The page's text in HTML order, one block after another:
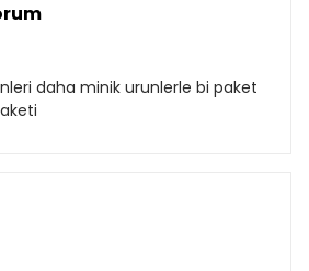
daha minik urunlerle bi paket